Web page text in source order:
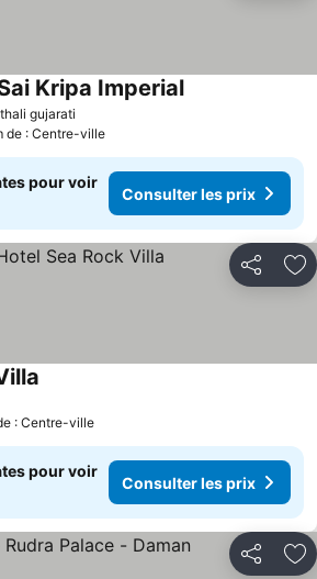
gujarati
Kripa Imperial
de : Centre-ville
pour voir
Consulter les prix
Partager
: Centre-ville
pour voir
Consulter les prix
Partager